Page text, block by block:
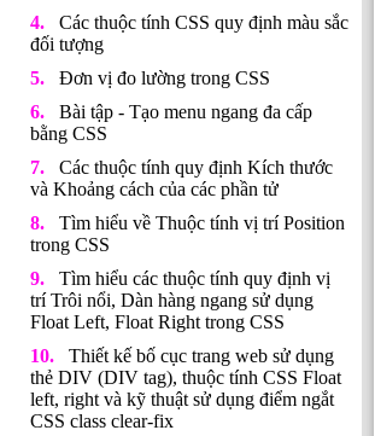
Các thuộc tính CSS quy định màu sắc
đối tượng
Đơn vị đo lường trong CSS
Bài tập - Tạo menu ngang đa cấp
bằng CSS
Các thuộc tính quy định Kích thước
và Khoảng cách của các phần tử
Tìm hiểu về Thuộc tính vị trí Position
trong CSS
Tìm hiểu các thuộc tính quy định vị
trí Trôi nổi, Dàn hàng ngang sử dụng
Float Left, Float Right trong CSS
Thiết kế bố cục trang web sử dụng
thẻ DIV (DIV tag), thuộc tính CSS Float
left, right và kỹ thuật sử dụng điểm ngắt
CSS class clear-fix